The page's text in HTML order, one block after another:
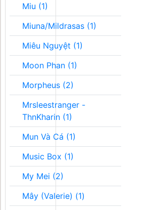
Miu (1)
Miuna/Mildrasas (1)
Miêu Nguyệt (1)
Moon Phan (1)
Morpheus (2)
Mrsleestranger -
ThnKharin (1)
Mun Và Cá (1)
Music Box (1)
My Mei (2)
Mây (Valerie) (1)